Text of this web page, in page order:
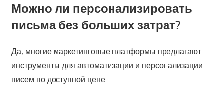
Можно ли персонализировать
письма без больших затрат?
Да, многие маркетинговые платформы предлагают
инструменты для автоматизации и персонализации
писем по доступной цене.